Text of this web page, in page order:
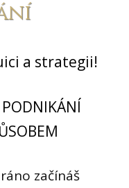
a strategii!
začínáš